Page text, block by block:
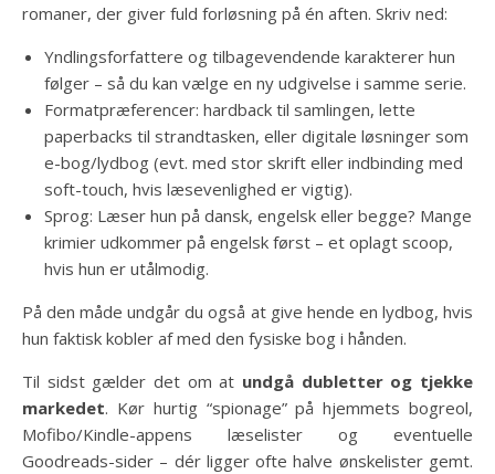
romaner, der giver fuld forløsning på én aften. Skriv ned:
Yndlingsforfattere og tilbagevendende karakterer hun
følger – så du kan vælge en ny udgivelse i samme serie.
Formatpræferencer: hardback til samlingen, lette
paperbacks til strandtasken, eller digitale løsninger som
e-bog/lydbog (evt. med stor skrift eller indbinding med
soft-touch, hvis læsevenlighed er vigtig).
Sprog: Læser hun på dansk, engelsk eller begge? Mange
krimier udkommer på engelsk først – et oplagt scoop,
hvis hun er utålmodig.
På den måde undgår du også at give hende en lydbog, hvis
hun faktisk kobler af med den fysiske bog i hånden.
Til sidst gælder det om at undgå dubletter og tjekke
markedet. Kør hurtig “spionage” på hjemmets bogreol,
Mofibo/Kindle-appens læselister og eventuelle
Goodreads-sider – dér ligger ofte halve ønskelister gemt.